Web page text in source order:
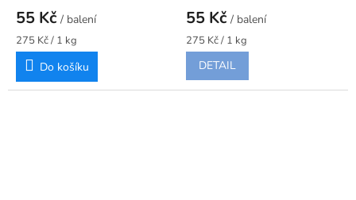
55 Kč / balení
Měrná
cena:
275 Kč / 1 kg
Do košíku
55 Kč / balení
Měrná
cena:
275 Kč / 1 kg
DETAIL